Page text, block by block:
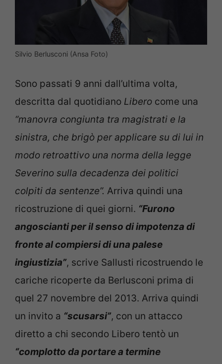
Silvio Berlusconi (Ansa Foto)
Sono passati 9 anni dall’ultima volta,
descritta dal quotidiano Libero come una
“manovra congiunta tra magistrati e la
sinistra, che brigò per applicare su di lui in
modo retroattivo una norma della legge
Severino sulla decadenza dei politici
colpiti da sentenze”. Arriva quindi una
ricostruzione di quei giorni. “Furono
angoscianti per il senso di impotenza di
fronte al compiersi di una palese
ingiustizia”, scrive Sallusti ricostruendo le
cariche ricoperte da Berlusconi prima di
quel 27 novembre del 2013. Arriva quindi
un invito a “scusarsi”, con un attacco
diretto a chi secondo Libero tentò un
“complotto da portare a termine